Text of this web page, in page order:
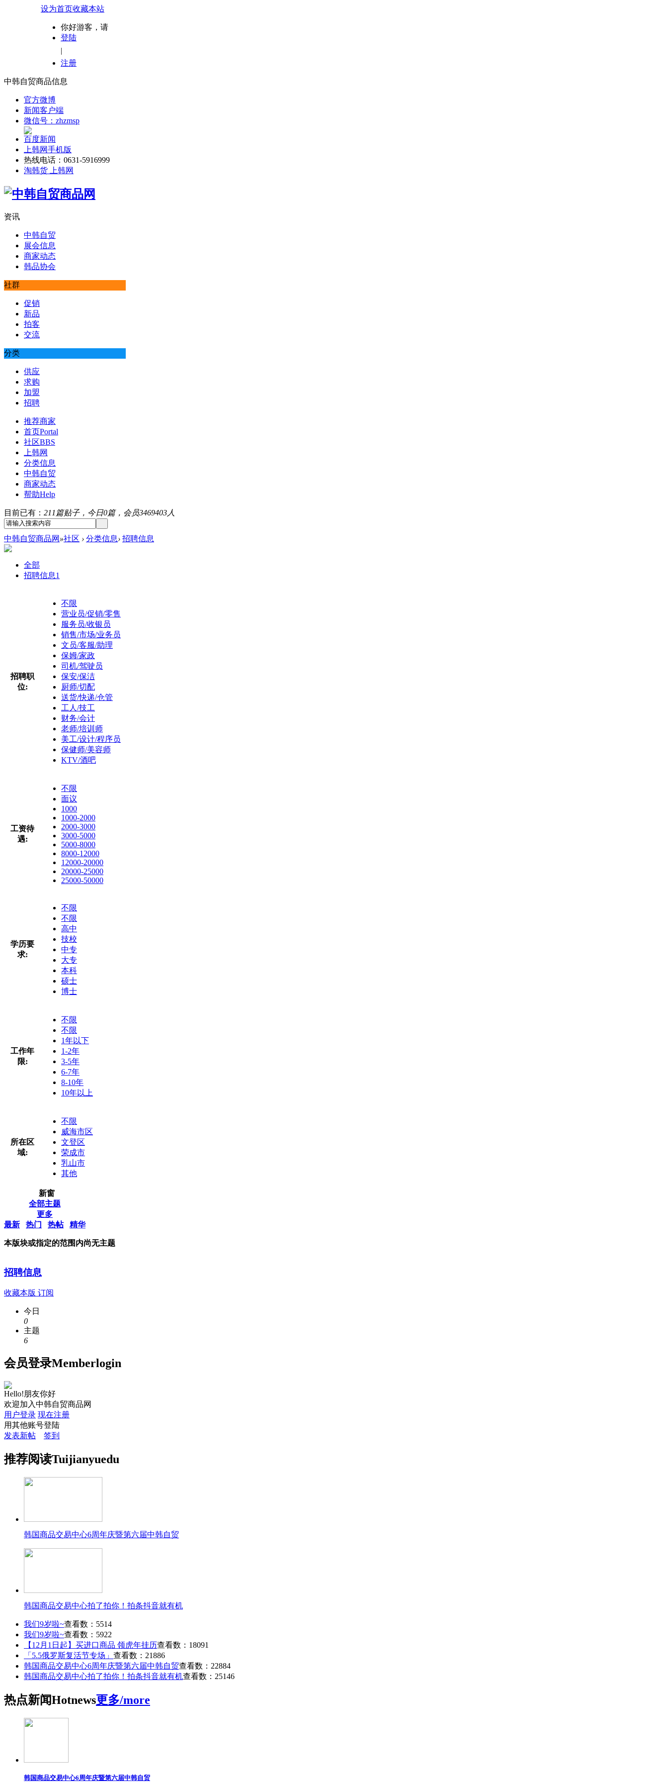
设为首页收藏本站
你好游客，请
登陆
|
注册
中韩自贸商品信息
官方微博
新闻客户端
微信号：zhzmsp
百度新闻
上韩网手机版
热线电话：0631-5916999
淘韩货 上韩网
资讯
中韩自贸
展会信息
商家动态
韩品协会
社群
促销
新品
拍客
交流
分类
供应
求购
加盟
招聘
推荐商家
首页Portal
社区BBS
上韩网
分类信息
中韩自贸
商家动态
帮助Help
目前已有： 211篇贴子，今日0篇，会员3469403人
中韩自贸商品网 »社区 › 分类信息› 招聘信息
全部
招聘信息1
招聘职
位:
不限
营业员/促销/零售
服务员/收银员
销售/市场/业务员
文员/客服/助理
保姆/家政
司机/驾驶员
保安/保洁
厨师/切配
送货/快递/仓管
工人/技工
财务/会计
老师/培训师
美工/设计/程序员
保健师/美容师
KTV/酒吧
工资待
遇:
不限
面议
1000
1000-2000
2000-3000
3000-5000
5000-8000
8000-12000
12000-20000
20000-25000
25000-50000
学历要
求:
不限
不限
高中
技校
中专
大专
本科
硕士
博士
工作年
限:
不限
不限
1年以下
1-2年
3-5年
6-7年
8-10年
10年以上
所在区
域:
不限
威海市区
文登区
荣成市
乳山市
其他
新窗
全部主题
更多
最新
热门 热帖 精华
本版块或指定的范围内尚无主题
招聘信息
收藏本版 订阅
今日
0
主题
6
会员登录Memberlogin
Hello!朋友你好
欢迎加入中韩自贸商品网
用户登录 现在注册
用其他账号登陆
发表新帖
签到
推荐阅读Tuijianyuedu
韩国商品交易中心6周年庆暨第六届中韩自贸
韩国商品交易中心拍了拍你！拍条抖音就有机
我们9岁啦~查看数：5514
我们9岁啦~查看数：5922
【12月1日起】买进口商品 领虎年挂历查看数：18091
「5.5俄罗斯复活节专场」 查看数：21886
韩国商品交易中心6周年庆暨第六届中韩自贸查看数：22884
韩国商品交易中心拍了拍你！拍条抖音就有机查看数：25146
热点新闻Hotnews更多/more
韩国商品交易中心6周年庆暨第六届中韩自贸